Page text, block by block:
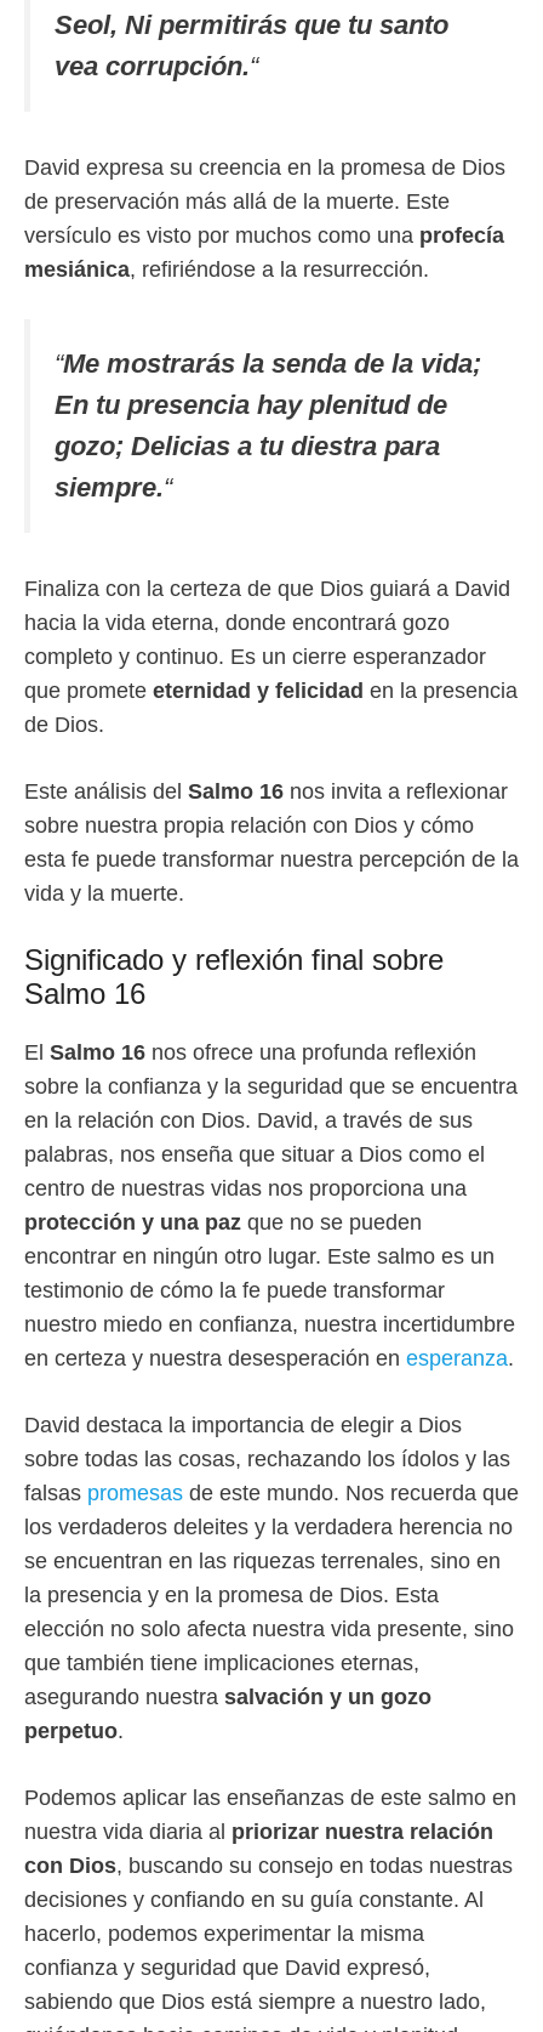
Seol, Ni permitirás que tu santo
vea corrupción.“
David expresa su creencia en la promesa de Dios
de preservación más allá de la muerte. Este
versículo es visto por muchos como una profecía
mesiánica, refiriéndose a la resurrección.
“Me mostrarás la senda de la vida;
En tu presencia hay plenitud de
gozo; Delicias a tu diestra para
siempre.“
Finaliza con la certeza de que Dios guiará a David
hacia la vida eterna, donde encontrará gozo
completo y continuo. Es un cierre esperanzador
que promete eternidad y felicidad en la presencia
de Dios.
Este análisis del Salmo 16 nos invita a reflexionar
sobre nuestra propia relación con Dios y cómo
esta fe puede transformar nuestra percepción de la
vida y la muerte.
Significado y reflexión final sobre
Salmo 16
El Salmo 16 nos ofrece una profunda reflexión
sobre la confianza y la seguridad que se encuentra
en la relación con Dios. David, a través de sus
palabras, nos enseña que situar a Dios como el
centro de nuestras vidas nos proporciona una
protección y una paz que no se pueden
encontrar en ningún otro lugar. Este salmo es un
testimonio de cómo la fe puede transformar
nuestro miedo en confianza, nuestra incertidumbre
en certeza y nuestra desesperación en esperanza.
David destaca la importancia de elegir a Dios
sobre todas las cosas, rechazando los ídolos y las
falsas promesas de este mundo. Nos recuerda que
los verdaderos deleites y la verdadera herencia no
se encuentran en las riquezas terrenales, sino en
la presencia y en la promesa de Dios. Esta
elección no solo afecta nuestra vida presente, sino
que también tiene implicaciones eternas,
asegurando nuestra salvación y un gozo
perpetuo.
Podemos aplicar las enseñanzas de este salmo en
nuestra vida diaria al priorizar nuestra relación
con Dios, buscando su consejo en todas nuestras
decisiones y confiando en su guía constante. Al
hacerlo, podemos experimentar la misma
confianza y seguridad que David expresó,
sabiendo que Dios está siempre a nuestro lado,